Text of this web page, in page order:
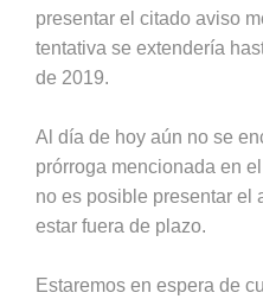
presentar el citado aviso
tentativa se extendería
de 2019.
Al día de hoy aún no se
prórroga mencionada en
no es posible presentar el
estar fuera de plazo.
Estaremos en espera de